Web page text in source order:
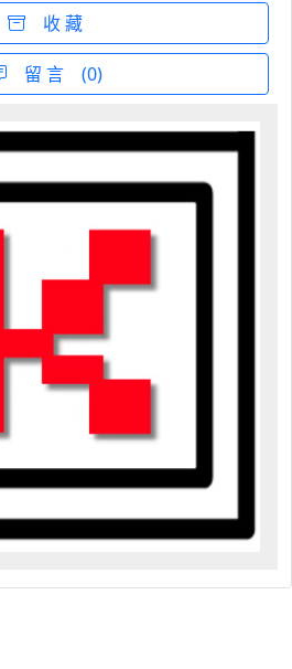
收 藏
留 言 (0)